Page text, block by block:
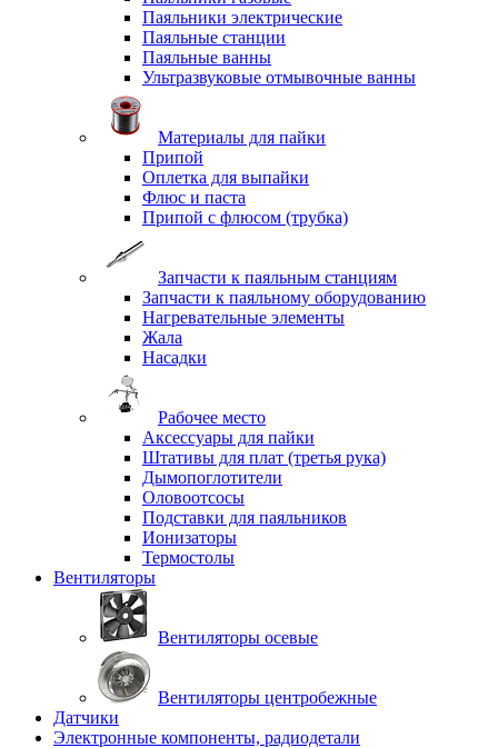
Паяльники электрические
Паяльные станции
Паяльные ванны
Ультразвуковые отмывочные ванны
Материалы для пайки
Припой
Оплетка для выпайки
Флюс и паста
Припой с флюсом (трубка)
Запчасти к паяльным станциям
Запчасти к паяльному оборудованию
Нагревательные элементы
Жала
Насадки
Рабочее место
Аксессуары для пайки
Штативы для плат (третья рука)
Дымопоглотители
Оловоотсосы
Подставки для паяльников
Ионизаторы
Термостолы
Вентиляторы
Вентиляторы осевые
Вентиляторы центробежные
Датчики
Электронные компоненты, радиодетали